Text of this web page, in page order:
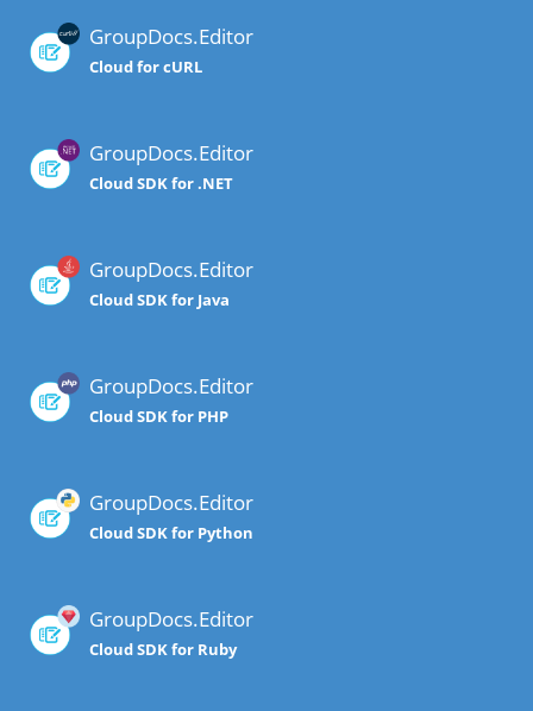
GroupDocs.Editor
Cloud for cURL
GroupDocs.Editor
Cloud SDK for .NET
GroupDocs.Editor
Cloud SDK for Java
GroupDocs.Editor
Cloud SDK for PHP
GroupDocs.Editor
Cloud SDK for Python
GroupDocs.Editor
Cloud SDK for Ruby